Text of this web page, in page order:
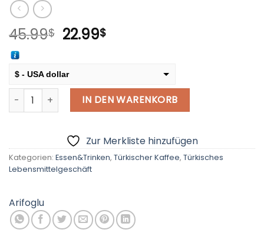
45.99$ Ursprünglicher
45.99$
22.99$Aktueller
$ - USA dollar
€ - European Euro
Arifoglu Türkischer Kaffee mit Haselnuss, 250G Menge
IN DEN WARENKORB
Zur Merkliste hinzufügen
Kategorien: Essen&Trinken, Türkischer Kaffee, Türkisches
Lebensmittelgeschäft
Arifoglu